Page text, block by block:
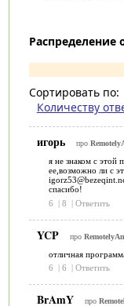
Сортировать по:
Количеству
игорь про
я не знаком с этой
ее,возможно ли с
спасибо!
6
| 8 | Ответить
YCP про
отличная
6
| 6 | Ответить
BrAmY про